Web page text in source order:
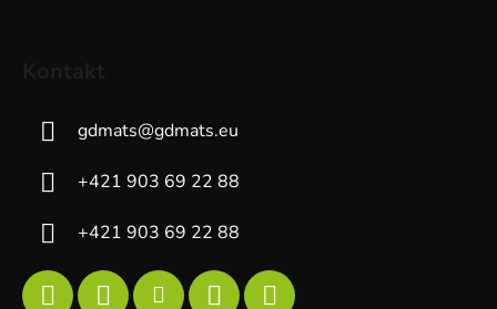
gdmats@gdmats.eu
+421 903 69 22 88
+421 903 69 22 88